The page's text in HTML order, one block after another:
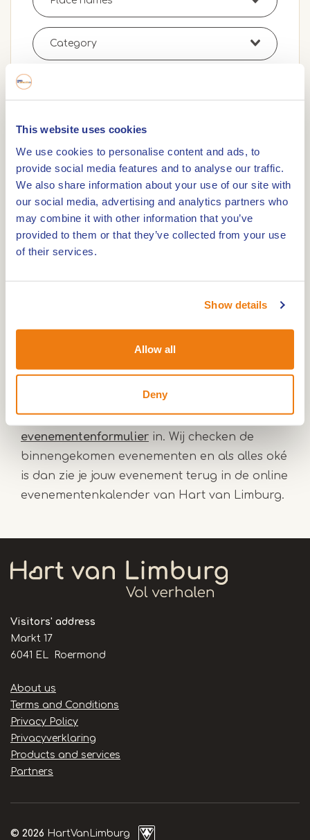
This website uses cookies
We use cookies to personalise content and ads, to
provide social media features and to analyse our traffic.
We also share information about your use of our site with
our social media, advertising and analytics partners who
may combine it with other information that you’ve
provided to them or that they’ve collected from your use
of their services.
Show details
Allow all
Deny
Evenementen in de regio
Hierboven staan alle evenementen en
activiteiten die er te doen en beleven zijn in de
gemeente Roerdalen. Ben jij op zoek naar
evenementen elders in de regio Limburg
Zelf evenementen aanmelden
Organiseer jij een evenement of activiteit in de
gemeente Roerdalen en wil je deze extra
onder de aandacht brengen? Vul hetonline
evenementenformulier in. Wij checken de
binnengekomen evenementen en als alles oké
is dan zie je jouw evenement terug in de online
evenementenkalender van Hart van Limburg.
Visitors' address
Markt 17
6041 EL Roermond
Handige
links
About us
Terms and Conditions
Privacy Policy
Privacyverklaring
Products and services
Partners
© 2026 HartVanLimburg